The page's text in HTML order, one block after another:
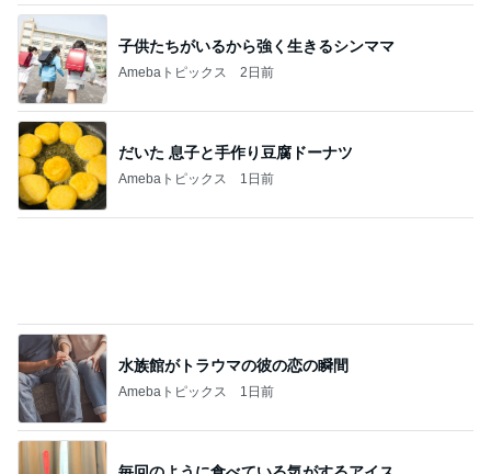
子供たちがいるから強く生きるシンママ
Amebaトピックス 2日前
だいた 息子と手作り豆腐ドーナツ
Amebaトピックス 1日前
毎回のように食べている気がするアイス
Amebaトピックス 1日前